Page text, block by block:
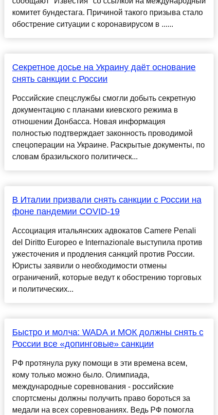
комитет бундестага. Причиной такого призыва стало
обострение ситуации с коронавирусом в ......
Секретное досье на Украину даёт основание
снять санкции с России
Российские спецслужбы смогли добыть секретную
документацию с планами киевского режима в
отношении Донбасса. Новая информация
полностью подтверждает законность проводимой
спецоперации на Украине. Раскрытые документы, по
словам бразильского политическ...
В Италии призвали снять санкции с России на
фоне пандемии COVID-19
Ассоциация итальянских адвокатов Camere Penali
del Diritto Europeo e Internazionale выступила против
ужесточения и продления санкций против России.
Юристы заявили о необходимости отмены
ограничений, которые ведут к обострению торговых
и политических...
Быстро и молча: WADA и МОК должны снять с
России все «допинговые» санкции
РФ протянула руку помощи в эти времена всем,
кому только можно было. Олимпиада,
международные соревнования - российские
спортсмены должны получить право бороться за
медали на всех соревнованиях. Ведь РФ помогла